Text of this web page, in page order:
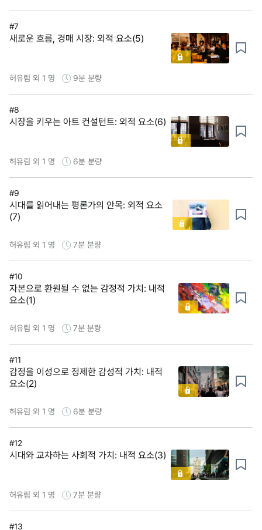
#7
새로운 흐름, 경매 시장: 외적 요소(5)
허유림 외 1 명 9분 분량
#8
시장을 키우는 아트 컨설턴트: 외적 요소(6)
허유림 외 1 명 6분 분량
#9
시대를 읽어내는 평론가의 안목: 외적 요소
(7)
허유림 외 1 명 7분 분량
#10
자본으로 환원될 수 없는 감정적 가치: 내적
요소(1)
허유림 외 1 명 7분 분량
#11
감정을 이성으로 정제한 감성적 가치: 내적
요소(2)
허유림 외 1 명 6분 분량
#12
시대와 교차하는 사회적 가치: 내적 요소(3)
허유림 외 1 명 7분 분량
#13